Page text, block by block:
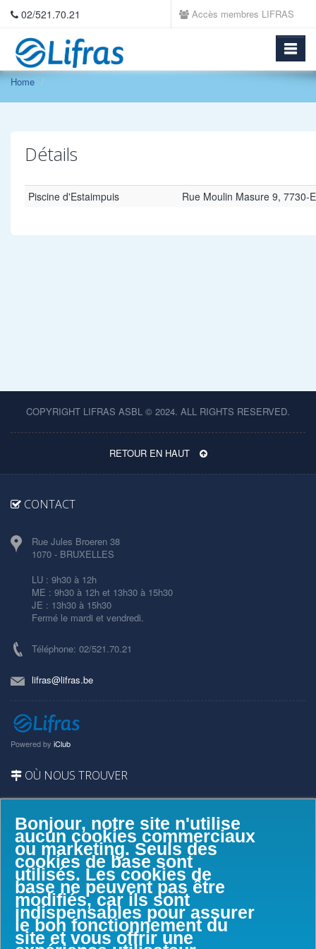
Bonjour, notre site n'utilise
aucun cookies commerciaux
ou marketing. Seuls des
cookies de base sont
utilisés. Les cookies de
base ne peuvent pas être
modifiés, car ils sont
indispensables pour assurer
le bon fonctionnement du
site et vous offrir une
02/521.70.21 Accès membres LIFRAS
Home
Détails
Piscine d'Estaimpuis Rue Moulin Masure 9, 7730-
COPYRIGHT LIFRAS ASBL © 2024. ALL RIGHTS RESERVED.
RETOUR EN HAUT
CONTACT
Rue Jules Broeren 38
1070 - BRUXELLES
LU : 9h30 à 12h
ME : 9h30 à 12h et 13h30 à 15h30
JE : 13h30 à 15h30
Fermé le mardi et vendredi.
Téléphone: 02/521.70.21
lifras@lifras.be
Powered by iClub
OÙ NOUS TROUVER